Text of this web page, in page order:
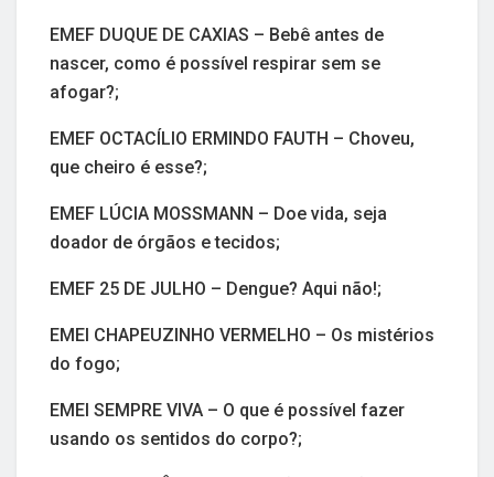
EMEF DUQUE DE CAXIAS – Bebê antes de
nascer, como é possível respirar sem se
afogar?;
EMEF OCTACÍLIO ERMINDO FAUTH – Choveu,
que cheiro é esse?;
EMEF LÚCIA MOSSMANN – Doe vida, seja
doador de órgãos e tecidos;
EMEF 25 DE JULHO – Dengue? Aqui não!;
EMEI CHAPEUZINHO VERMELHO – Os mistérios
do fogo;
EMEI SEMPRE VIVA – O que é possível fazer
usando os sentidos do corpo?;